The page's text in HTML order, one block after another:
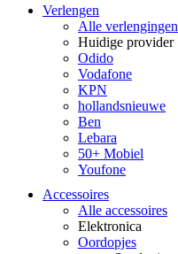
Verlengen
Alle verlengingen
Huidige provider
Odido
Vodafone
KPN
hollandsnieuwe
Ben
Lebara
50+ Mobiel
Youfone
Accessoires
Alle accessoires
Elektronica
Oordopjes